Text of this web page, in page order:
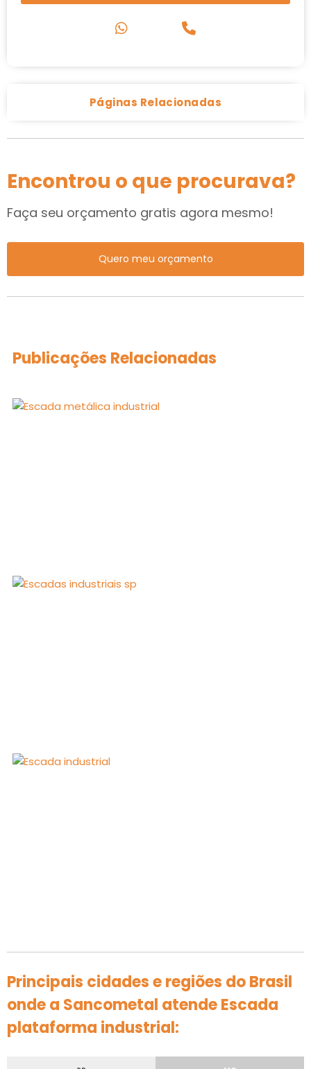
Páginas Relacionadas
Encontrou o que procurava?
Faça seu orçamento gratis agora mesmo!
Quero meu orçamento
Publicações Relacionadas
Principais cidades e regiões do Brasil
onde a Sancometal atende Escada
plataforma industrial: